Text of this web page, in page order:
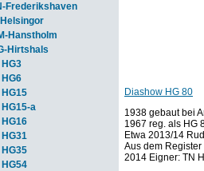
Frederikshaven
Helsingor
Hanstholm
Hirtshals
HG3
HG6
HG15
HG15-a
HG16
HG31
HG35
HG54
Diashow HG 80
1938 gebaut bei
1967 reg. als HG
Etwa 2013/14
Aus dem
2014 Eigner: TN